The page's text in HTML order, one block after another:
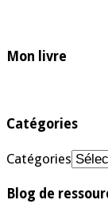
Mon livre
Catégories
Catégories
Blog de